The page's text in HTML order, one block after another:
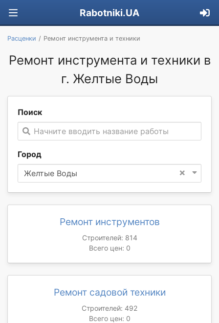
Rabotniki.UA
Расценки Ремонт инструмента и техники
Ремонт инструмента и техники в
г. Желтые Воды
Поиск
Начните вводить название работы
Город
×
Желтые Воды
Ремонт инструментов
Строителей: 814
Всего цен: 0
Ремонт садовой техники
Строителей: 492
Всего цен: 0